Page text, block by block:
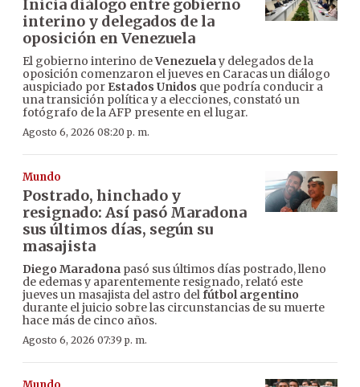
Inicia diálogo entre gobierno
interino y delegados de la
oposición en Venezuela
El gobierno interino deVenezuelay delegados de la
oposición comenzaron el jueves en Caracas un diálogo
auspiciado por Estados Unidos que podría conducir a
una transición política y a elecciones, constató un
fotógrafo de la AFP presente en el lugar.
Agosto 6, 2026 08:20 p. m.
Mundo
Postrado, hinchado y
resignado: Así pasó Maradona
sus últimos días, según su
masajista
Diego Maradona pasó sus últimos días postrado, lleno
de edemas y aparentemente resignado, relató este
jueves un masajista del astro delfútbol argentino
durante el juicio sobre las circunstancias de su muerte
hace más de cinco años.
Agosto 6, 2026 07:39 p. m.